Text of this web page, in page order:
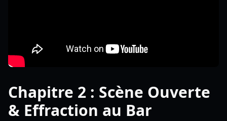
Chapitre 2 : Scène Ouverte
& Effraction au Bar